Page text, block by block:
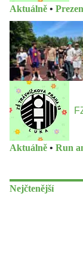
Aktuálně •
Aktuálně • Run
Nejčtenější